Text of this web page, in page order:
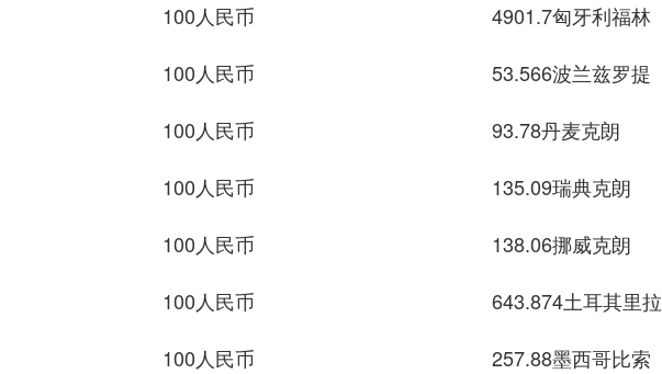
100人民币 4901.7匈牙利福林
100人民币 53.566波兰兹罗提
100人民币 93.78丹麦克朗
100人民币 135.09瑞典克朗
100人民币 138.06挪威克朗
100人民币 643.874土耳其里拉
100人民币 257.88墨西哥比索